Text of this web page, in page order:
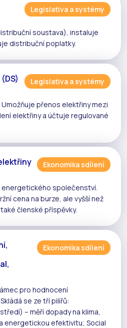
Legislativa a systémy
soustava), instaluje
distribuční poplatky.
Legislativa a systémy
Umožňuje přenos elektřiny mezi
elektřinya účtuje regulované
Ekonomika sdílení
energetického společenství.
cena na burze, ale vyšší než
členské příspěvky.
Ekonomika sdílení
pro hodnocení
se ze tří pilířů:
– měří dopady na klima,
a energetickou efektivitu; Social